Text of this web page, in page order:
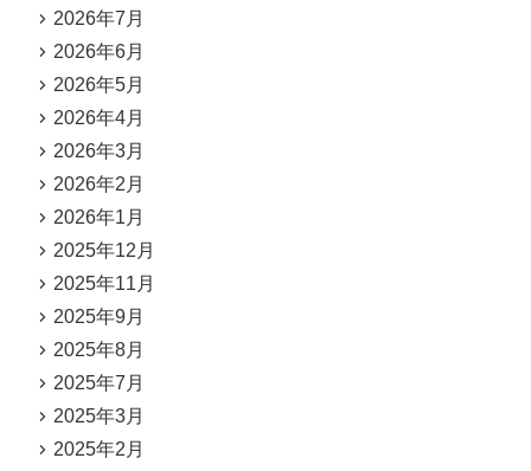
2026年7月
2026年6月
2026年5月
2026年4月
2026年3月
2026年2月
2026年1月
2025年12月
2025年11月
2025年9月
2025年8月
2025年7月
2025年3月
2025年2月